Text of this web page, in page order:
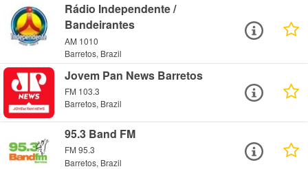
Rádio Independente /
Bandeirantes
AM 1010
Barretos, Brazil
Jovem Pan News Barretos
FM 103.3
Barretos, Brazil
95.3 Band FM
FM 95.3
Barretos, Brazil